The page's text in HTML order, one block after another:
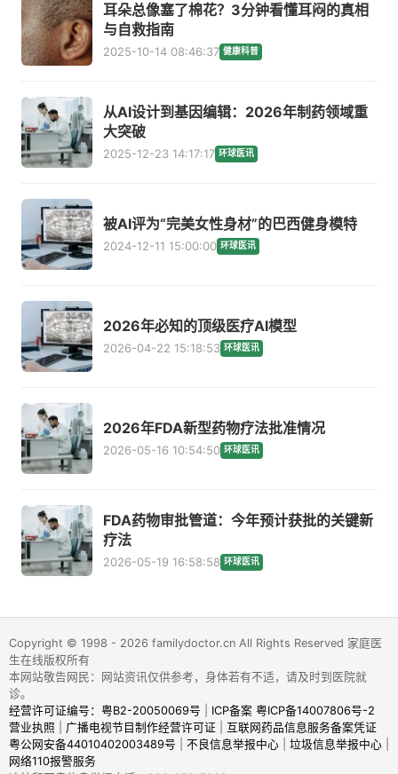
耳朵总像塞了棉花？3分钟看懂耳闷的真相
与自救指南
2025-10-14 08:46:37 健康科普
从AI设计到基因编辑：2026年制药领域重
大突破
2025-12-23 14:17:17 环球医讯
被AI评为“完美女性身材”的巴西健身模特
2024-12-11 15:00:00 环球医讯
2026年必知的顶级医疗AI模型
2026-04-22 15:18:53 环球医讯
2026年FDA新型药物疗法批准情况
2026-05-16 10:54:50 环球医讯
FDA药物审批管道：今年预计获批的关键新
疗法
2026-05-19 16:58:58 环球医讯
Copyright © 1998 - 2026 familydoctor.cn All Rights Reserved 家庭医
生在线版权所有
本网站敬告网民：网站资讯仅供参考，身体若有不适，请及时到医院就
诊。
经营许可证编号：粤B2-20050069号
ICP备案 粤ICP备14007806号-2
营业执照
广播电视节目制作经营许可证
互联网药品信息服务备案凭证
粤公网安备44010402003489号
不良信息举报中心| 垃圾信息举报中心|
网络110报警服务